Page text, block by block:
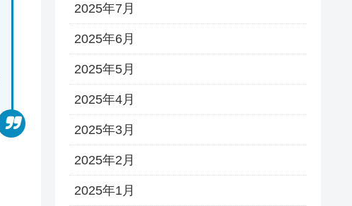
2025年7月
2025年6月
2025年5月
2025年4月
2025年3月
2025年2月
2025年1月